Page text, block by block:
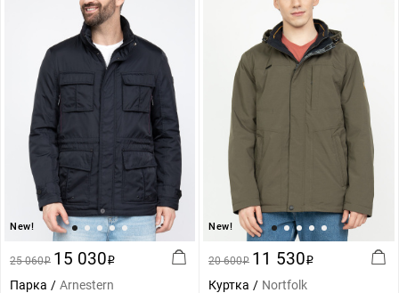
New!
25 060i 15 030i
Парка Arnestern
New!
20 600i 11 530i
Куртка Nortfolk